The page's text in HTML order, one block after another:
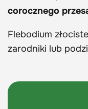
corocznego
Flebodium
zarodniki lub